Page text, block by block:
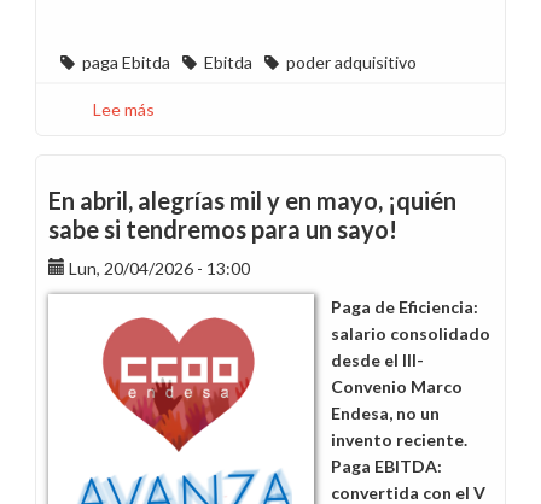
paga Ebitda Ebitda poder adquisitivo
Lee más
este
año
con
el
Ebidta?
En abril, alegrías mil y en mayo, ¡quién
sabe si tendremos para un sayo!
Lun, 20/04/2026 - 13:00
Paga de Eficiencia:
salario consolidado
desde el III-
Convenio Marco
Endesa, no un
invento reciente.
Paga EBITDA:
convertida con el V